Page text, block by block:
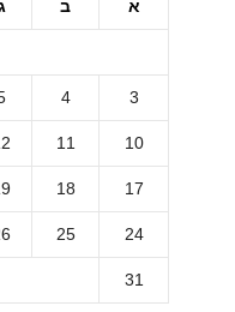
א ב
3
4
10
11
17
18
24
25
31